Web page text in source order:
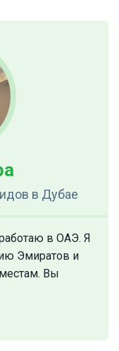
в Дубае
в ОАЭ. Я
Эмиратов и
Вы